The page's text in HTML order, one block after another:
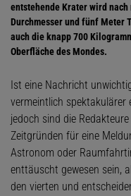
entstehende Krater wird
Durchmesser und fünf Meter
auch die knapp 700
Oberfläche des Mondes.
Ist eine Nachricht
vermeintlich spektakulärer
jedoch sind die
Zeitgründen für eine
Astronom oder
enttäuscht gewesen sein,
den vierten und